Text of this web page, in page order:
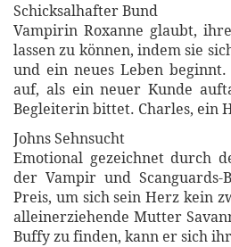
Schicksalhafter Bund
Vampirin Roxanne glaubt,
lassen zu können, indem sie
und ein neues Leben
auf, als ein neuer Kunde
Begleiterin bittet. Charles, ein
Johns Sehnsucht
Emotional gezeichnet durch
der Vampir und
Preis, um sich sein Herz kein
alleinerziehende Mutter
Buffy zu finden, kann er sich